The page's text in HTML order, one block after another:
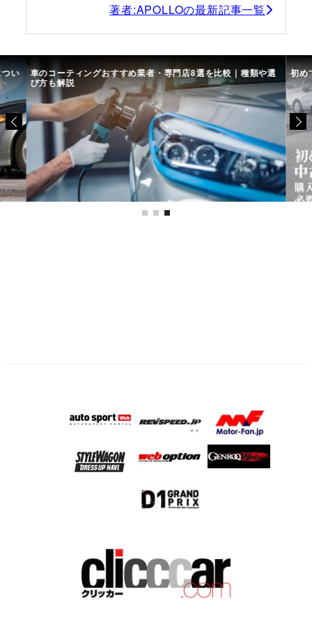
著者:APOLLOの最新記事一覧
い 車のコーティングおすすめ業者・専門店8選を比較｜種類や選
び方も解説
初め